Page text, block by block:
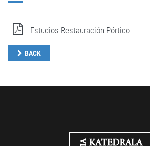
Estudios Restauración Pórtico
BACK